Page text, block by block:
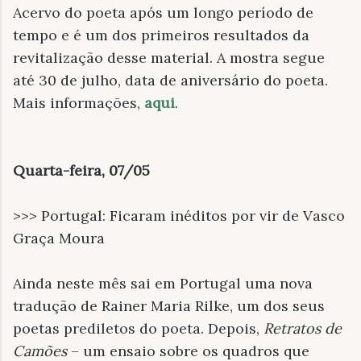
Acervo do poeta após um longo período de
tempo e é um dos primeiros resultados da
revitalização desse material. A mostra segue
até 30 de julho, data de aniversário do poeta.
Mais informações, aqui.
Quarta-feira, 07/05
>>> Portugal: Ficaram inéditos por vir de Vasco
Graça Moura
Ainda neste mês sai em Portugal uma nova
tradução de Rainer Maria Rilke, um dos seus
poetas prediletos do poeta. Depois, Retratos de
Camões– um ensaio sobre os quadros que